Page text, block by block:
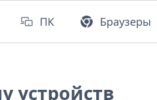
ПК Браузеры
устройств